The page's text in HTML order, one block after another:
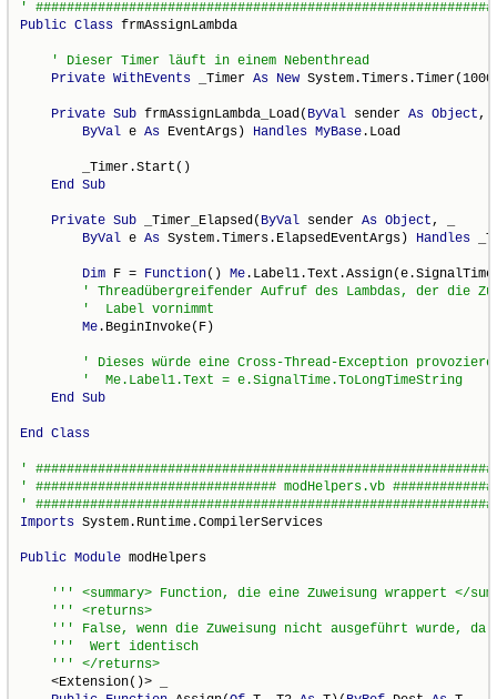
Public Class frmAssignLambda
Private WithEvents _Timer As New
Private Sub frmAssignLambda_Load( ByVal sender As Object,
ByVal e As EventArgs) Handles MyBase.Load
        _Timer.Start()
End Sub
Private Sub _Timer_Elapsed( ByVal sender As Object, _
ByVal e As System.Timers.ElapsedEventArgs) Handles
Dim F = Function() Me
Me.BeginInvoke(F)
End Sub
End Class
Imports System.Runtime.CompilerServices
Public Module modHelpers
    <Extension()> _